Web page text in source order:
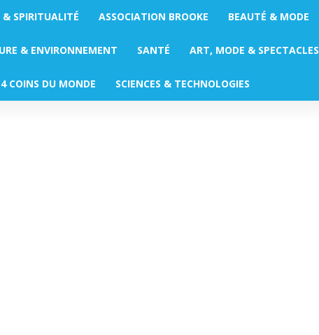
& SPIRITUALITÉ ASSOCIATION BROOKE BEAUTÉ & MODE
& ENVIRONNEMENT SANTÉ ART, MODE & SPECTACLES
COINS DU MONDE SCIENCES & TECHNOLOGIES